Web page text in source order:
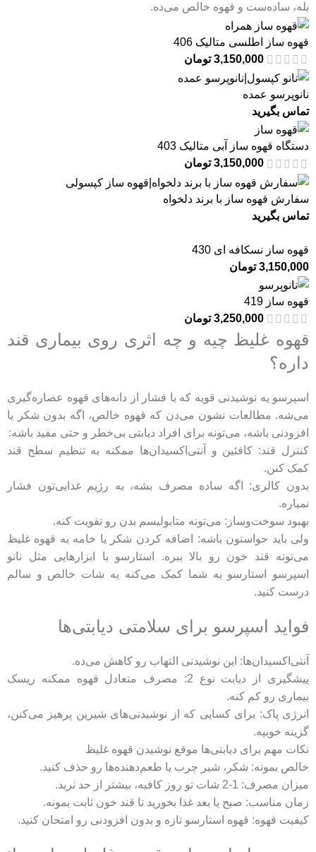
بله، ساده‌ست و قهوه خالص می‌ده.
قهوه ساز اطلسی متالیک 406
3,150,000 تومان
نانوپرسو عمده
تماس بگیرید
دستگاه قهوه ساز آبی متالیک 403
3,150,000 تومان
سفارش قهوه ساز با برند دلخواه
تماس بگیرید
قهوه ساز نسکافه ای 430
3,150,000 تومان
قهوه ساز 419
3,250,000 تومان
قهوه غلیظ چیه و چه اثری روی بیماری قند
داره؟
اسپرسو یه نوشیدنی قویه که با فشار از دانه‌های قهوه عصاره‌گیری
می‌شه. مطالعات نشون می‌دن که قهوه خالص، اگه بدون شکر یا
افزودنی باشه، می‌تونه برای افراد دیابتی بی‌خطر و حتی مفید باشه:
کنترل قند: کافئین و آنتی‌اکسیدان‌ها ممکنه به تنظیم سطح قند
کمک کنن.
بدون کالری: اگه ساده مصرف بشه، به رژیم غذایی‌تون فشار
نمیاره.
بهبود سوخت‌وساز: می‌تونه متابولیسم بدن رو تقویت کنه.
ولی باید حواستون باشه: اضافه کردن شکر یا خامه به قهوه غلیظ
می‌تونه قند خون رو بالا ببره. استارسو با ابزارهایی مثل نانو
اسپرسو استارسو به شما کمک می‌کنه یه شات خالص و سالم
درست کنید.
فواید اسپرسو برای سلامتی دیابتی‌ها
آنتی‌اکسیدان‌ها: این نوشیدنی التهاب رو کاهش می‌ده.
پیشگیری از دیابت نوع 2: مصرف متعادل قهوه ممکنه ریسک
بیماری رو کم کنه.
انرژی پاک: برای کسایی که از نوشیدنی‌های شیرین پرهیز می‌کنن،
گزینه خوبیه.
نکات مهم برای دیابتی‌ها موقع نوشیدن قهوه غلیظ
خالص بمونه: شکر، شیر چرب یا طعم‌دهنده‌ها رو حذف کنید.
میزان مصرف: 1-2 شات تو روز کافیه، بیشتر از حد نرید.
زمان مناسب: صبح یا بعد غذا بخورید تا قند خون ثابت بمونه.
کیفیت قهوه: قهوه استارسو تازه و بدون افزودنی رو امتحان کنید.